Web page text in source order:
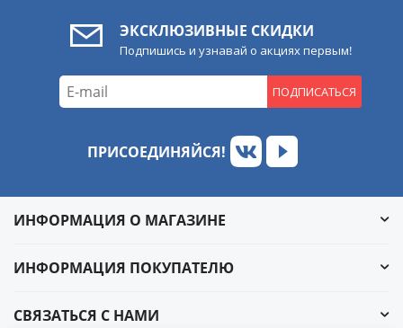
ЭКСКЛЮЗИВНЫЕ СКИДКИ
Подпишись и узнавай о акциях первым!
ПОДПИСАТЬСЯ
ПРИСОЕДИНЯЙСЯ!
ИНФОРМАЦИЯ О МАГАЗИНЕ
ИНФОРМАЦИЯ ПОКУПАТЕЛЮ
СВЯЗАТЬСЯ С НАМИ